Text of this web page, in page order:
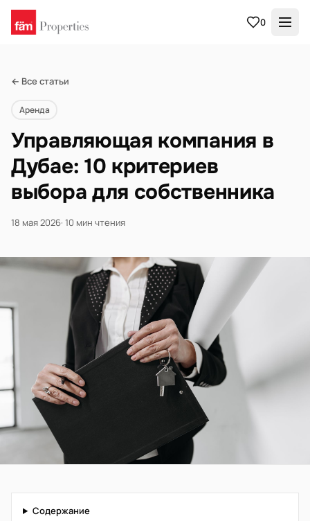
0
← Все статьи
Аренда
Управляющая компания в
Дубае: 10 критериев
выбора для собственника
18 мая 2026· 10 мин чтения
Содержание